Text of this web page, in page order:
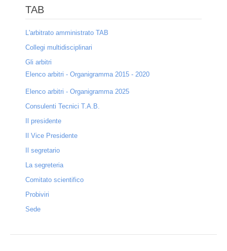
TAB
L'arbitrato amministrato TAB
Collegi multidisciplinari
Gli arbitri
Elenco arbitri - Organigramma 2015 - 2020
Elenco arbitri - Organigramma 2025
Consulenti Tecnici T.A.B.
Il presidente
Il Vice Presidente
Il segretario
La segreteria
Comitato scientifico
Probiviri
Sede